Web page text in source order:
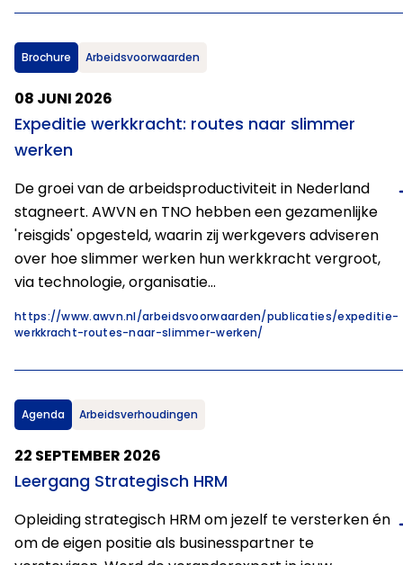
Brochure Arbeidsvoorwaarden
08 JUNI 2026
Expeditie werkkracht: routes naar slimmer
werken
De groei van de arbeidsproductiviteit in Nederland
stagneert. AWVN en TNO hebben een gezamenlijke
'reisgids' opgesteld, waarin zij werkgevers adviseren
over hoe slimmer werken hun werkkracht vergroot,
via technologie, organisatie…
https://www.awvn.nl/arbeidsvoorwaarden/publicaties/expeditie-
werkkracht-routes-naar-slimmer-werken/
Agenda Arbeidsverhoudingen
22 SEPTEMBER 2026
Leergang Strategisch HRM
Opleiding strategisch HRM om jezelf te versterken én
om de eigen positie als businesspartner te